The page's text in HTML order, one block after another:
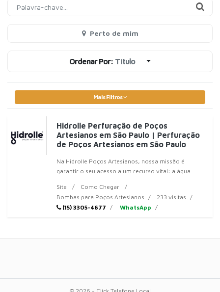
Perto de mim
Ordenar Por: Título
Mais Filtros
Hidrolle Perfuração de Poços
Artesianos em São Paulo | Perfuração
de Poços Artesianos em São Paulo
Na Hidrolle Poços Artesianos, nossa missão é
garantir o seu acesso a um recurso vital: a água.
Site
Como Chegar
Bombas para Poços Artesianos
233 visitas
(15) 3305-4677
WhatsApp